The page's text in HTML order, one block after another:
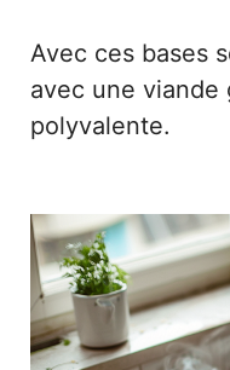
Avec ces bases
avec une
polyvalente.